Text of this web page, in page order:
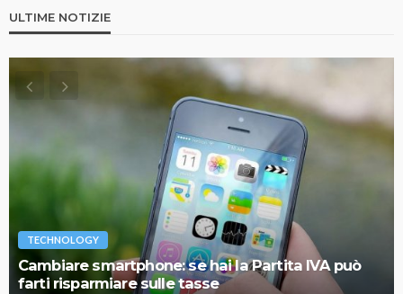
ULTIME NOTIZIE
TECHNOLOGY
Cambiare smartphone: se hai la Partita IVA può
farti risparmiare sulle tasse